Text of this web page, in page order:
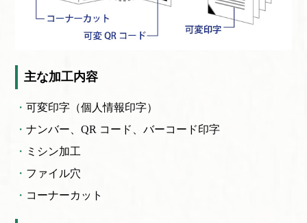
主な加工内容
可変印字（個人情報印字）
ナンバー、QR コード、バーコード印字
ミシン加工
ファイル穴
コーナーカット